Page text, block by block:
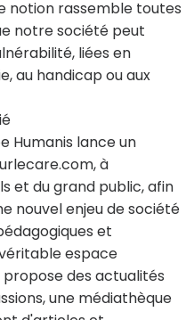
notion rassemble toutes
notre société peut
liées en
au handicap ou aux
Humanis lance un
à
et du grand public, afin
nouvel enjeu de société
et
espace
des actualités
une médiathèque